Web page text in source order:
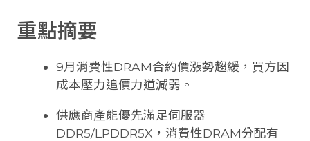
重點摘要
9月消費性DRAM合約價漲勢趨緩，買方因
成本壓力追價力道減弱。
供應商產能優先滿足伺服器
DDR5/LPDDR5X，消費性DRAM分配有